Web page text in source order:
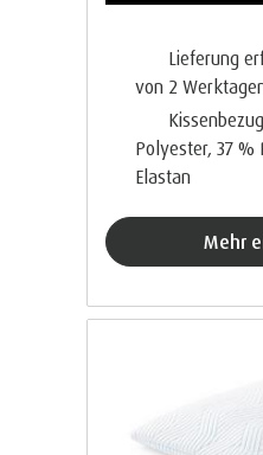
Lieferung
von 2
Polyester, 37
Elastan
Mehr